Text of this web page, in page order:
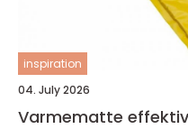
inspiration
04. July 2026
Varmematte effektiv frostbeskyttelse på